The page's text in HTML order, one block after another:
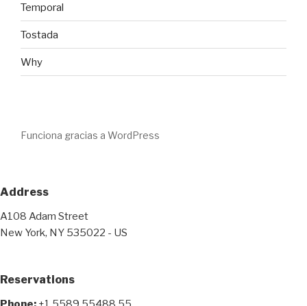
Temporal
Tostada
Why
Funciona gracias a WordPress
Address
A108 Adam Street
New York, NY 535022 - US
Reservations